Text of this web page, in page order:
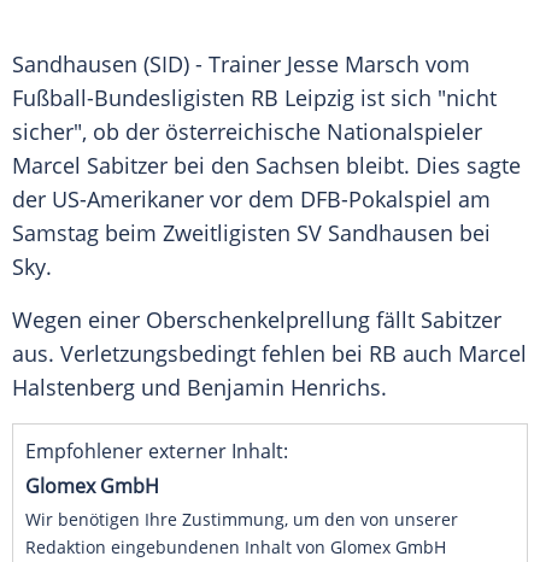
Sandhausen (SID) - Trainer Jesse Marsch vom
Fußball-Bundesligisten RB Leipzig ist sich "nicht
sicher", ob der österreichische Nationalspieler
Marcel Sabitzer bei den Sachsen bleibt. Dies sagte
der US-Amerikaner vor dem DFB-Pokalspiel am
Samstag beim Zweitligisten SV Sandhausen bei
Sky.
Wegen einer Oberschenkelprellung fällt Sabitzer
aus. Verletzungsbedingt fehlen bei RB auch Marcel
Halstenberg und Benjamin Henrichs.
Empfohlener externer Inhalt:
Glomex GmbH
Wir benötigen Ihre Zustimmung, um den von unserer
Redaktion eingebundenen Inhalt von Glomex GmbH